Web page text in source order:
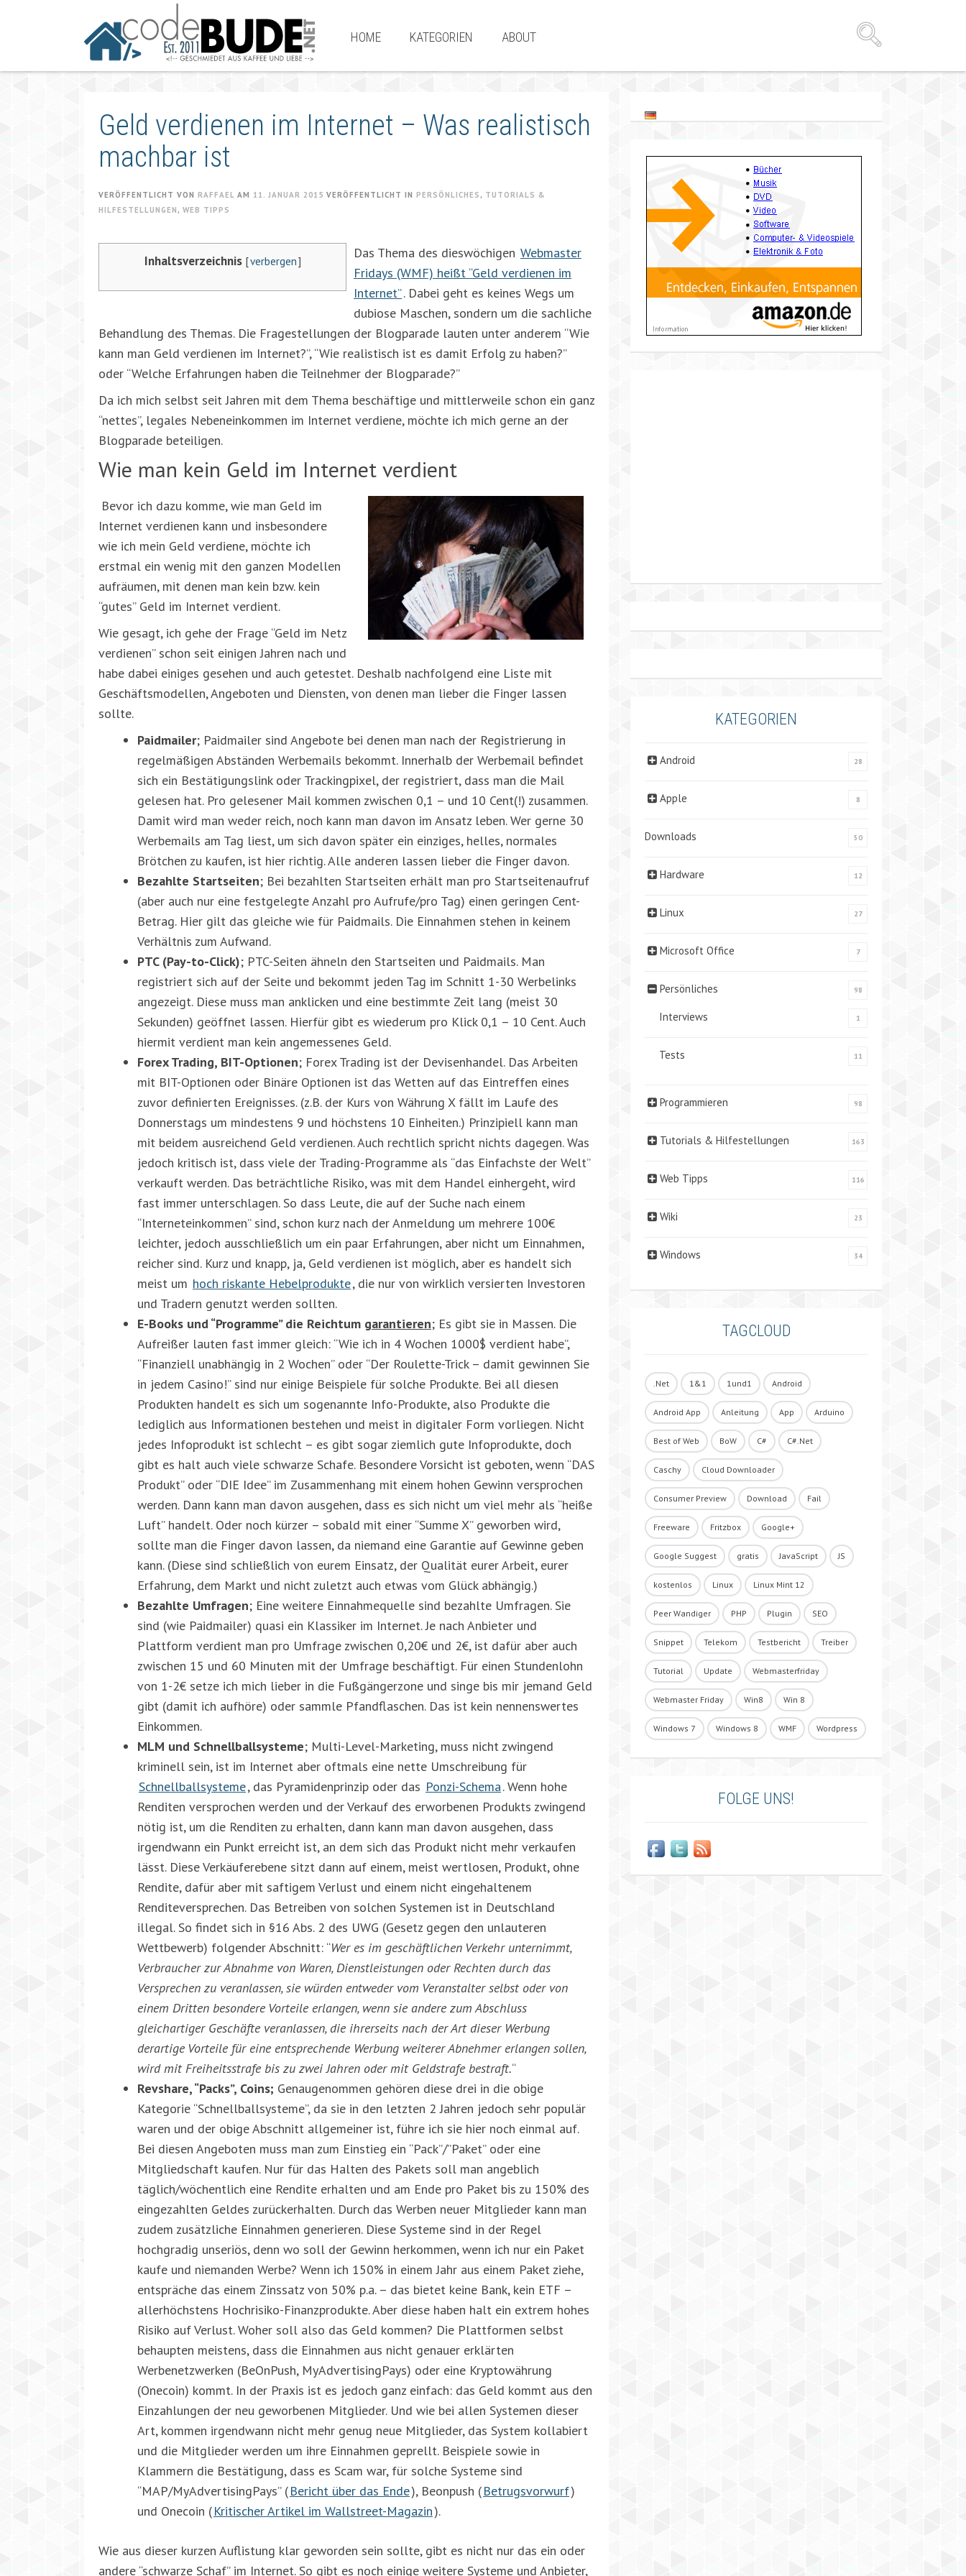
HOME KATEGORIEN ABOUT
Geld verdienen im Internet – Was realistisch
machbar ist
VERÖFFENTLICHT VON RAFFAEL AM 11. JANUAR 2015 VERÖFFENTLICHT IN PERSÖNLICHES , TUTORIALS &
HILFESTELLUNGEN , WEB TIPPS
Inhaltsverzeichnis [verbergen] Das Thema des dieswöchigen Webmaster
Fridays (WMF) heißt “Geld verdienen im
Internet”. Dabei geht es keines Wegs um
dubiose Maschen, sondern um die sachliche
Behandlung des Themas. Die Fragestellungen der Blogparade lauten unter anderem “Wie
kann man Geld verdienen im Internet?”, “Wie realistisch ist es damit Erfolg zu haben?”
oder “Welche Erfahrungen haben die Teilnehmer der Blogparade?”
Da ich mich selbst seit Jahren mit dem Thema beschäftige und mittlerweile schon ein ganz
“nettes”, legales Nebeneinkommen im Internet verdiene, möchte ich mich gerne an der
Blogparade beteiligen.
Wie man kein Geld im Internet verdient
Bevor ich dazu komme, wie man Geld im
Internet verdienen kann und insbesondere
wie ich mein Geld verdiene, möchte ich
erstmal ein wenig mit den ganzen Modellen
aufräumen, mit denen man kein bzw. kein
“gutes” Geld im Internet verdient.
Wie gesagt, ich gehe der Frage “Geld im Netz
verdienen” schon seit einigen Jahren nach und
habe dabei einiges gesehen und auch getestet. Deshalb nachfolgend eine Liste mit
Geschäftsmodellen, Angeboten und Diensten, von denen man lieber die Finger lassen
sollte.
Paidmailer; Paidmailer sind Angebote bei denen man nach der Registrierung in
regelmäßigen Abständen Werbemails bekommt. Innerhalb der Werbemail befindet
sich ein Bestätigungslink oder Trackingpixel, der registriert, dass man die Mail
gelesen hat. Pro gelesener Mail kommen zwischen 0,1 – und 10 Cent(!) zusammen.
Damit wird man weder reich, noch kann man davon im Ansatz leben. Wer gerne 30
Werbemails am Tag liest, um sich davon später ein einziges, helles, normales
Brötchen zu kaufen, ist hier richtig. Alle anderen lassen lieber die Finger davon.
Bezahlte Startseiten; Bei bezahlten Startseiten erhält man pro Startseitenaufruf
(aber auch nur eine festgelegte Anzahl pro Aufrufe/pro Tag) einen geringen Cent-
Betrag. Hier gilt das gleiche wie für Paidmails. Die Einnahmen stehen in keinem
Verhältnis zum Aufwand.
PTC (Pay-to-Click); PTC-Seiten ähneln den Startseiten und Paidmails. Man
registriert sich auf der Seite und bekommt jeden Tag im Schnitt 1-30 Werbelinks
angezeigt. Diese muss man anklicken und eine bestimmte Zeit lang (meist 30
Sekunden) geöffnet lassen. Hierfür gibt es wiederum pro Klick 0,1 – 10 Cent. Auch
hiermit verdient man kein angemessenes Geld.
Forex Trading, BIT-Optionen; Forex Trading ist der Devisenhandel. Das Arbeiten
mit BIT-Optionen oder Binäre Optionen ist das Wetten auf das Eintreffen eines
zuvor definierten Ereignisses. (z.B. der Kurs von Währung X fällt im Laufe des
Donnerstags um mindestens 9 und höchstens 10 Einheiten.) Prinzipiell kann man
mit beidem ausreichend Geld verdienen. Auch rechtlich spricht nichts dagegen. Was
jedoch kritisch ist, dass viele der Trading-Programme als “das Einfachste der Welt”
verkauft werden. Das beträchtliche Risiko, was mit dem Handel einhergeht, wird
fast immer unterschlagen. So dass Leute, die auf der Suche nach einem
“Interneteinkommen” sind, schon kurz nach der Anmeldung um mehrere 100€
leichter, jedoch ausschließlich um ein paar Erfahrungen, aber nicht um Einnahmen,
reicher sind. Kurz und knapp, ja, Geld verdienen ist möglich, aber es handelt sich
meist um hoch riskante Hebelprodukte, die nur von wirklich versierten Investoren
und Tradern genutzt werden sollten.
E-Books und “Programme” die Reichtum garantieren; Es gibt sie in Massen. Die
Aufreißer lauten fast immer gleich: “Wie ich in 4 Wochen 1000$ verdient habe”,
“Finanziell unabhängig in 2 Wochen” oder “Der Roulette-Trick – damit gewinnen Sie
in jedem Casino!” sind nur einige Beispiele für solche Produkte. Bei all diesen
Produkten handelt es sich um sogenannte Info-Produkte, also Produkte die
lediglich aus Informationen bestehen und meist in digitaler Form vorliegen. Nicht
jedes Infoprodukt ist schlecht – es gibt sogar ziemlich gute Infoprodukte, doch
gibt es halt auch viele schwarze Schafe. Besondere Vorsicht ist geboten, wenn “DAS
Produkt” oder “DIE Idee” im Zusammenhang mit einem hohen Gewinn versprochen
werden. Dann kann man davon ausgehen, dass es sich nicht um viel mehr als “heiße
Luft” handelt. Oder noch kürzer – sobald mit einer “Summe X” geworben wird,
sollte man die Finger davon lassen, da niemand eine Garantie auf Gewinne geben
kann. (Diese sind schließlich von eurem Einsatz, der Qualität eurer Arbeit, eurer
Erfahrung, dem Markt und nicht zuletzt auch etwas vom Glück abhängig.)
Bezahlte Umfragen; Eine weitere Einnahmequelle sind bezahlte Umfragen. Sie
sind (wie Paidmailer) quasi ein Klassiker im Internet. Je nach Anbieter und
Plattform verdient man pro Umfrage zwischen 0,20€ und 2€, ist dafür aber auch
zwischen 15 und 60 Minuten mit der Umfrage beschäftigt. Für einen Stundenlohn
von 1-2€ setze ich mich lieber in die Fußgängerzone und singe bis mir jemand Geld
gibt (damit ich aufhöre) oder sammle Pfandflaschen. Das ist kein nennenswertes
Einkommen.
MLM und Schnellballsysteme; Multi-Level-Marketing, muss nicht zwingend
kriminell sein, ist im Internet aber oftmals eine nette Umschreibung für
Schnellballsysteme, das Pyramidenprinzip oder das Ponzi-Schema. Wenn hohe
Renditen versprochen werden und der Verkauf des erworbenen Produkts zwingend
nötig ist, um die Renditen zu erhalten, dann kann man davon ausgehen, dass
irgendwann ein Punkt erreicht ist, an dem sich das Produkt nicht mehr verkaufen
lässt. Diese Verkäuferebene sitzt dann auf einem, meist wertlosen, Produkt, ohne
Rendite, dafür aber mit saftigem Verlust und einem nicht eingehaltenem
Renditeversprechen. Das Betreiben von solchen Systemen ist in Deutschland
illegal. So findet sich in §16 Abs. 2 des UWG (Gesetz gegen den unlauteren
Wettbewerb) folgender Abschnitt: “Wer es im geschäftlichen Verkehr unternimmt,
Verbraucher zur Abnahme von Waren, Dienstleistungen oder Rechten durch das
Versprechen zu veranlassen, sie würden entweder vom Veranstalter selbst oder von
einem Dritten besondere Vorteile erlangen, wenn sie andere zum Abschluss
gleichartiger Geschäfte veranlassen, die ihrerseits nach der Art dieser Werbung
derartige Vorteile für eine entsprechende Werbung weiterer Abnehmer erlangen sollen,
wird mit Freiheitsstrafe bis zu zwei Jahren oder mit Geldstrafe bestraft.“
Revshare, “Packs”, Coins; Genaugenommen gehören diese drei in die obige
Kategorie “Schnellballsysteme”, da sie in den letzten 2 Jahren jedoch sehr populär
waren und der obige Abschnitt allgemeiner ist, führe ich sie hier noch einmal auf.
Bei diesen Angeboten muss man zum Einstieg ein “Pack”/”Paket” oder eine
Mitgliedschaft kaufen. Nur für das Halten des Pakets soll man angeblich
täglich/wöchentlich eine Rendite erhalten und am Ende pro Paket bis zu 150% des
eingezahlten Geldes zurückerhalten. Durch das Werben neuer Mitglieder kann man
zudem zusätzliche Einnahmen generieren. Diese Systeme sind in der Regel
hochgradig unseriös, denn wo soll der Gewinn herkommen, wenn ich nur ein Paket
kaufe und niemanden Werbe? Wenn ich 150% in einem Jahr aus einem Paket ziehe,
entspräche das einem Zinssatz von 50% p.a. – das bietet keine Bank, kein ETF –
allerhöchstens Hochrisiko-Finanzprodukte. Aber diese haben halt ein extrem hohes
Risiko auf Verlust. Woher soll also das Geld kommen? Die Plattformen selbst
behaupten meistens, dass die Einnahmen aus nicht genauer erklärten
Werbenetzwerken (BeOnPush, MyAdvertisingPays) oder eine Kryptowährung
(Onecoin) kommt. In der Praxis ist es jedoch ganz einfach: das Geld kommt aus den
Einzahlungen der neu geworbenen Mitglieder. Und wie bei allen Systemen dieser
Art, kommen irgendwann nicht mehr genug neue Mitglieder, das System kollabiert
und die Mitglieder werden um ihre Einnahmen geprellt. Beispiele sowie in
Klammern die Bestätigung, dass es Scam war, für solche Systeme sind
“MAP/MyAdvertisingPays” (Bericht über das Ende), Beonpush (Betrugsvorwurf)
und Onecoin (Kritischer Artikel im Wallstreet-Magazin).
Wie aus dieser kurzen Auflistung klar geworden sein sollte, gibt es nicht nur das ein oder
andere “schwarze Schaf” im Internet. So gibt es noch einige weitere Systeme und Anbieter,
KATEGORIEN
Android 28
Apple 8
Downloads 50
Hardware 12
Linux 27
Microsoft Office 7
Persönliches 98
Interviews 1
Tests 11
Programmieren 98
Tutorials & Hilfestellungen 163
Web Tipps 116
Wiki 23
Windows 34
TAGCLOUD
.Net 1&1 1und1 Android
Android App Anleitung App Arduino
Best of Web BoW C# C#.Net
Caschy Cloud Downloader
Consumer Preview Download Fail
Freeware Fritzbox Google+
Google Suggest gratis JavaScript JS
kostenlos Linux Linux Mint 12
Peer Wandiger PHP Plugin SEO
Snippet Telekom Testbericht Treiber
Tutorial Update Webmasterfriday
Webmaster Friday Win8 Win 8
Windows 7 Windows 8 WMF Wordpress
FOLGE UNS!